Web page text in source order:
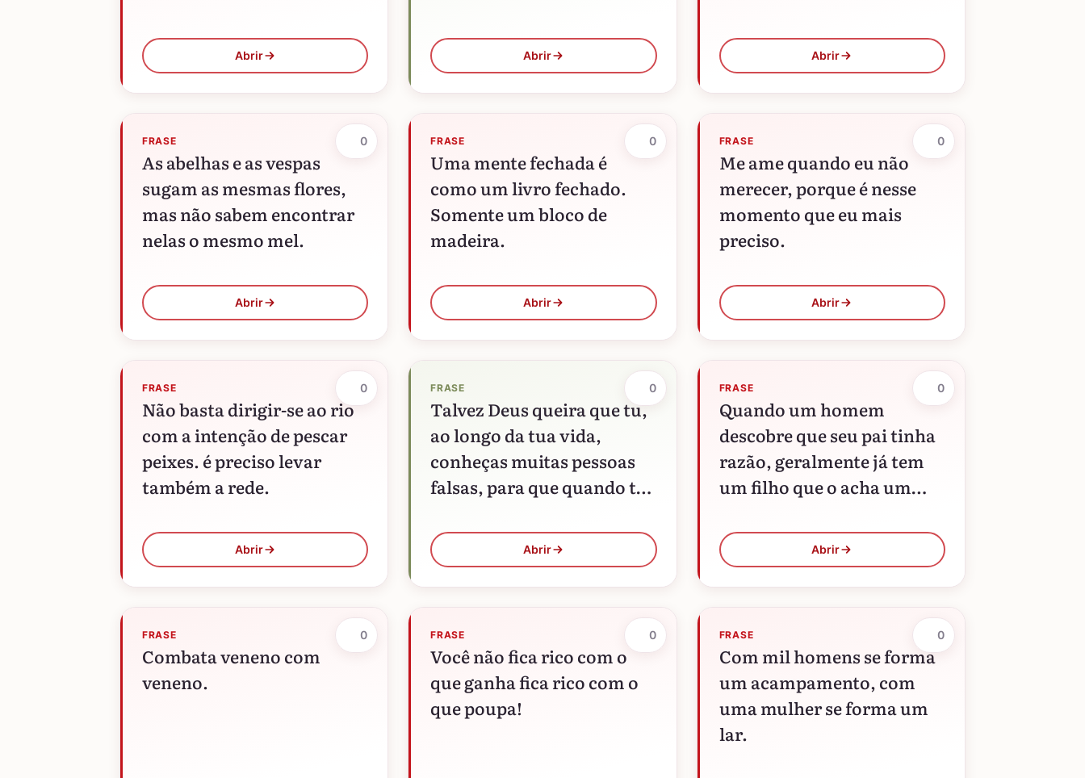
Abrir Abrir Abrir
FRASE
As abelhas e as vespas
sugam as mesmas flores,
mas não sabem encontrar
nelas o mesmo mel.
Abrir
0 FRASE
Uma mente fechada é
como um livro fechado.
Somente um bloco de
madeira.
Abrir
0 FRASE
Me ame quando eu não
merecer, porque é nesse
momento que eu mais
preciso.
Abrir
0
FRASE
Não basta dirigir-se ao rio
com a intenção de pescar
peixes. é preciso levar
também a rede.
Abrir
0 FRASE
Talvez Deus queira que tu,
ao longo da tua vida,
conheças muitas pessoas
falsas, para que quando tu
as saibas estimar e dar
graças por…
Abrir
0 FRASE
Quando um homem
descobre que seu pai tinha
razão, geralmente já tem
um filho que o acha um
Abrir
0
FRASE
Combata veneno com
veneno.
0 FRASE
Você não fica rico com o
que ganha fica rico com o
que poupa!
0 FRASE
Com mil homens se forma
um acampamento, com
uma mulher se forma um
lar.
0